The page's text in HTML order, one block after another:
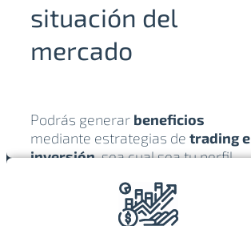
situación del
mercado
Podrás generar beneficios
mediante estrategias de trading e
inversión, sea cual sea tu perfil
Nuestros alumnos lo hacen y